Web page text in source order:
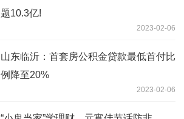
题10.3亿!
2023-02-06
山东临沂：首套房公积金贷款最低首付比
例降至20%
2023-02-06